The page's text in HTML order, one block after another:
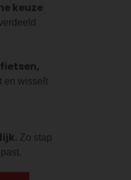
keuze
en wisselt
Zo stap